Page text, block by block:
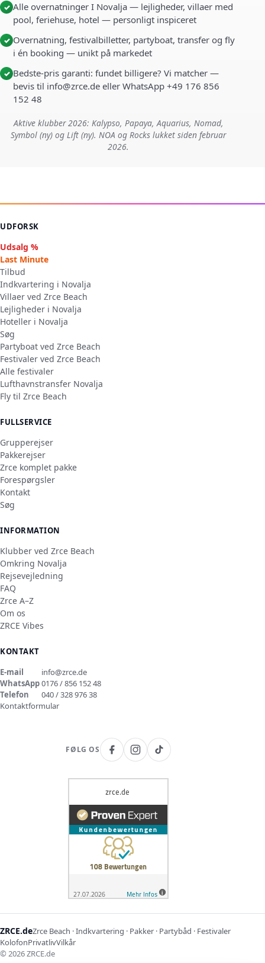
✓ Alle overnatninger I Novalja — lejligheder, villaer med
pool, feriehuse, hotel — personligt inspiceret
✓ Overnatning, festivalbilletter, partyboat, transfer og fly
i én booking — unikt på markedet
✓ Bedste-pris garanti: fundet billigere? Vi matcher —
bevis til info@zrce.de eller WhatsApp +49 176 856
152 48
Aktive klubber 2026: Kalypso, Papaya, Aquarius, Nomad,
Symbol (ny) og Lift (ny). NOA og Rocks lukket siden februar
2026.
UDFORSK
Udsalg %
Last Minute
Tilbud
Indkvartering i Novalja
Villaer ved Zrce Beach
Lejligheder i Novalja
Hoteller i Novalja
Søg
Partyboat ved Zrce Beach
Festivaler ved Zrce Beach
Alle festivaler
Lufthavnstransfer Novalja
Fly til Zrce Beach
FULLSERVICE
Grupperejser
Pakkerejser
Zrce komplet pakke
Forespørgsler
Kontakt
Søg
INFORMATION
Klubber ved Zrce Beach
Omkring Novalja
Rejsevejledning
FAQ
Zrce A–Z
Om os
ZRCE Vibes
KONTAKT
E-mail
info@zrce.de
WhatsApp0176 / 856 152 48
Telefon
040 / 328 976 38
Kontaktformular
FØLG OS
ZRCE.deZrce Beach · Indkvartering · Pakker · Partybåd · Festivaler
KolofonPrivatlivVilkår
© 2026ZRCE.de